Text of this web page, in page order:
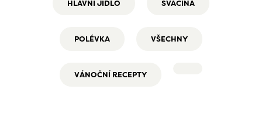
HLAVNÍ JÍDLO SVAČINA
POLÉVKA VŠECHNY
VÁNOČNÍ RECEPTY